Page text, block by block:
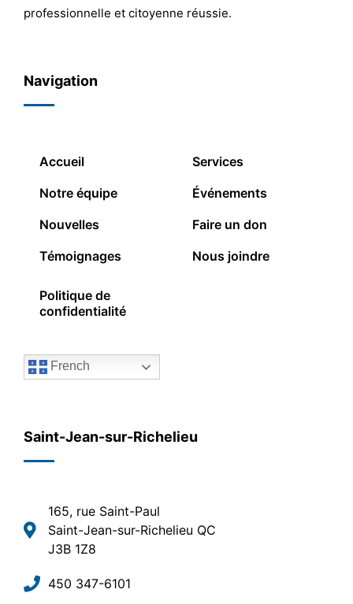
professionnelle et citoyenne réussie.
Navigation
Accueil
Notre équipe
Nouvelles
Témoignages
Services
Événements
Faire un don
Nous joindre
Politique de
confidentialité
French
Saint-Jean-sur-Richelieu
165, rue Saint-Paul
Saint-Jean-sur-Richelieu QC
J3B 1Z8
450 347-6101